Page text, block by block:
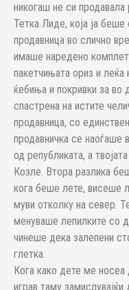
никогаш не си
Тетка Лиде, која ја беше
продавница во слично
имаше наредено
пакетчињата ориз и
ќебиња и покривки за во
спастрена на истите
продавница, со
продавничка се наоѓаше
од републиката, а
Козле. Втора разлика
кога беше лете, висеше
муви отколку на север.
менуваше лепилките со
чинеше дека залепени
глетка.
Кога како дете ме носеа
играв таму